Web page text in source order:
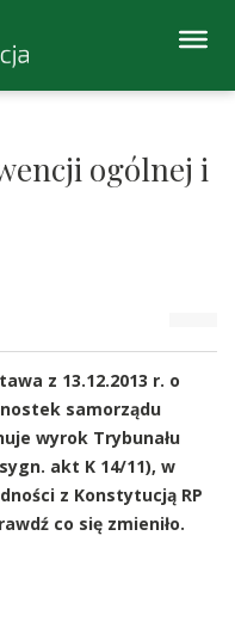
ogólnej i
z 13.12.2013 r. o
samorządu
wyrok Trybunału
akt K 14/11), w
z Konstytucją RP
co się zmieniło.